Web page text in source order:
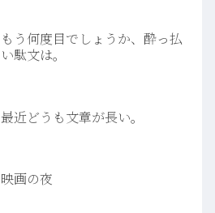
もう何度目でしょうか、酔っ払
い駄文は。
最近どうも文章が長い。
映画の夜